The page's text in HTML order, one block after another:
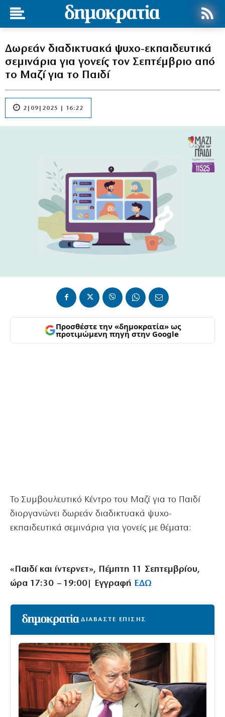
Δωρεάν διαδικτυακά ψυχο-εκπαιδευτικά
σεμινάρια για γονείς τον Σεπτέμβριο από
το Μαζί για το Παιδί
2|09|2025 | 16:22
Προσθέστε την «δημοκρατία» ως
προτιμώμενη πηγή στην Google
Το Συμβουλευτικό Κέντρο του Μαζί για το Παιδί
διοργανώνει δωρεάν διαδικτυακά ψυχο-
εκπαιδευτικά σεμινάρια για γονείς με θέματα:
«Παιδί και ίντερνετ», Πέμπτη 11 Σεπτεμβρίου,
ώρα 17:30 – 19:00| Εγγραφή ΕΔΩ
ΔΙΑΒΑΣΤΕ ΕΠΙΣΗΣ